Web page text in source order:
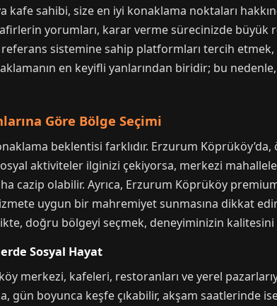
kafe sahibi, size en iyi konaklama noktaları
yorumları, karar verme sürecinizde
referans sistemine sahip platformları tercih
en keyifli yanlarından biridir; bu
Göre Bölge Seçimi
beklentisi farklıdır. Erzurum
aktiviteler ilginizi çekiyorsa, merkezi
cazip olabilir. Ayrıca, Erzurum Köprüköy
uygun bir mahremiyet sunmasına dikkat
doğru bölgeyi seçmek, deneyiminizin
Sosyal Hayat
merkezi, kafeleri, restoranları ve yerel
gün boyunca keşfe çıkabilir, akşam